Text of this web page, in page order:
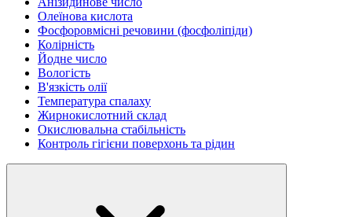
Олеїнова кислота
Фосфоровмісні речовини (фосфоліпіди)
Колірність
Йодне число
Вологість
В'язкість олії
Температура спалаху
Жирнокислотний склад
Окислювальна стабільність
Контроль гігієни поверхонь та рідин